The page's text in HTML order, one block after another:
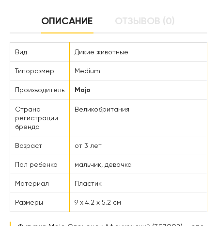
ОПИСАНИЕ ОТЗЫВОВ (0)
Вид Дикие животные
Типоразмер Medium
Производитель Mojo
Страна
регистрации
бренда
Великобритания
Возраст от 3 лет
Пол ребенка мальчик, девочка
Материал Пластик
Размеры 9 x 4.2 x 5.2 см